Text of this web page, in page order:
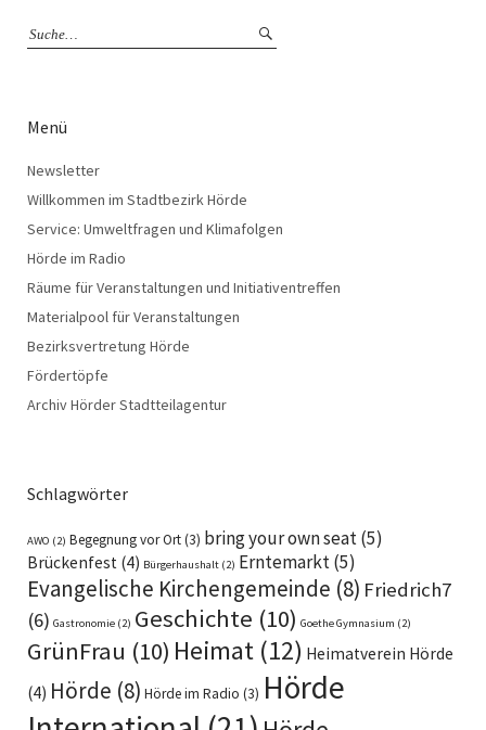
Menü
Newsletter
Willkommen im Stadtbezirk Hörde
Service: Umweltfragen und Klimafolgen
Hörde im Radio
Räume für Veranstaltungen und Initiativentreffen
Materialpool für Veranstaltungen
Bezirksvertretung Hörde
Fördertöpfe
Archiv Hörder Stadtteilagentur
Schlagwörter
AWO (2) Begegnung vor Ort(3) bring your own seat(5)
Brückenfest (4) Bürgerhaushalt (2) Erntemarkt(5)
Evangelische Kirchengemeinde (8) Friedrich7
(6) Gastronomie (2) Geschichte (10) Goethe Gymnasium (2)
GrünFrau (10) Heimat (12) Heimatverein Hörde
(4) Hörde (8) Hörde im Radio (3) Hörde